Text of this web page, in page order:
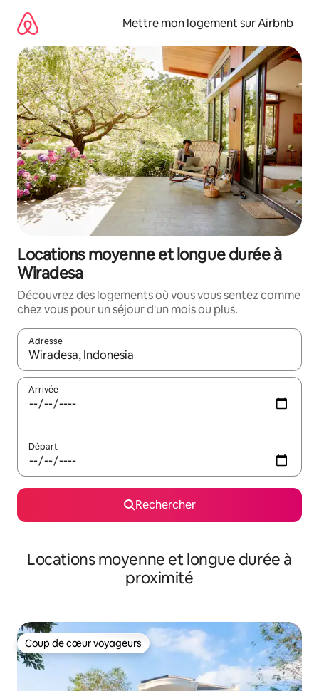
directement
contenu
Mettre mon logement sur Airbnb
Locations moyenne et longue durée à
Wiradesa
Découvrez des logements où vous vous sentez comme
chez vous pour un séjour d'un mois ou plus.
Adresse
Lorsque les résultats s'affichent, utilisez les flèches vers le
Arrivée
Départ
Rechercher
Locations moyenne et longue durée à
proximité
Coup de cœur voyageurs
Coup de cœur voyageurs